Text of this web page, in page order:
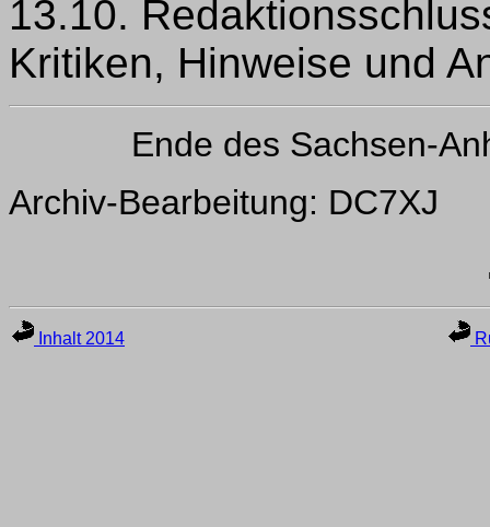
13.10.
Kritiken, Hinweise und
Ende des Sachsen-
Archiv-Bearbeitung: DC7XJ
Inhalt 2014